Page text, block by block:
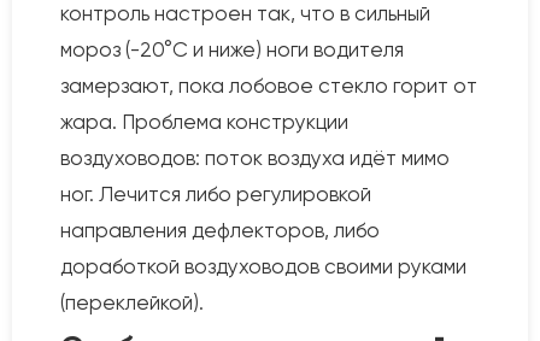
контроль настроен так, что в сильный
мороз (-20°C и ниже) ноги водителя
замерзают, пока лобовое стекло горит от
жара. Проблема конструкции
воздуховодов: поток воздуха идёт мимо
ног. Лечится либо регулировкой
направления дефлекторов, либо
доработкой воздуховодов своими руками
(переклейкой).